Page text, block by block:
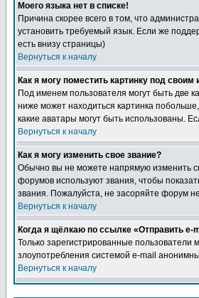
Моего языка нет в списке!
Причина скорее всего в том, что
установить требуемый язык. Если же
есть внизу страницы)
Вернуться к началу
Как я могу поместить картинку под
Под именем пользователя могут быть две
ниже может находиться картинка
какие аватары могут быть использованы.
Вернуться к началу
Как я могу изменить свое звание?
Обычно вы не можете напрямую изменить
форумов используют звания, чтобы
звания. Пожалуйста, не засоряйте форум
Вернуться к началу
Когда я щёлкаю по ссылке «Отправить e-
Только зарегистрированные
злоупотребления системой e-mail
Вернуться к началу